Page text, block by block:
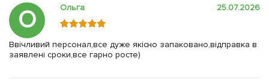
О Ольга 25.07.2026
Ввічливий персонал,все дуже якісно запаковано,відправка в
заявлені сроки,все гарно росте)